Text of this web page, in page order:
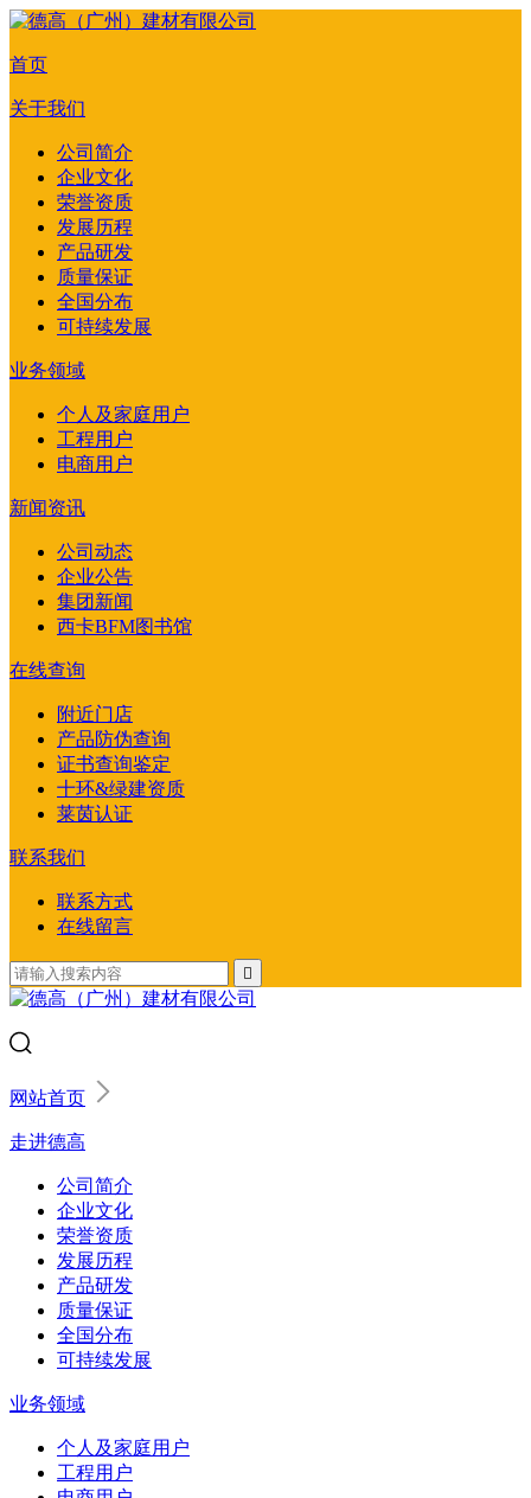
首页
关于我们
公司简介
企业文化
荣誉资质
发展历程
产品研发
质量保证
全国分布
可持续发展
业务领域
个人及家庭用户
工程用户
电商用户
新闻资讯
公司动态
企业公告
集团新闻
西卡BFM图书馆
在线查询
附近门店
产品防伪查询
证书查询鉴定
十环&绿建资质
莱茵认证
联系我们
联系方式
在线留言

网站首页
走进德高
公司简介
企业文化
荣誉资质
发展历程
产品研发
质量保证
全国分布
可持续发展
业务领域
个人及家庭用户
工程用户